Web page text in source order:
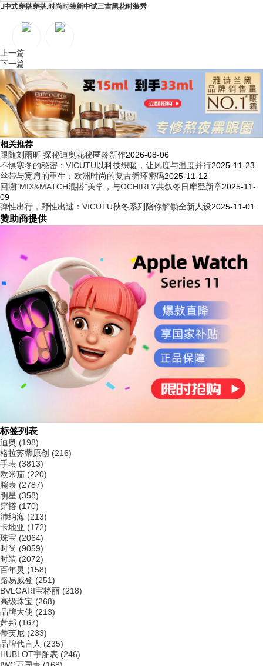
电影级大秀现场光影交织，开启东方美学双面叙事
民族工艺的鲜活生命力。
在东方哲学的诗意光影中，时装不止于外在之形，更是心灵与自由的
映射。三吉黑花以非遗传统工艺为纽带，将古典编织纹样、文艺复兴曲线
与新艺术运动等灵感熔于一炉，展现出东方文化的包容性与当代性。直播
中，超高清镜头捕捉面料细节与动态剪裁，配合专业解说，让线上观众沉
浸式感受设计匠心。
中式穿搭穿搭.时尚时装新中试三吉黑花时装秀
QQ空间
上一篇
下一篇
相关推荐
跟随刘雨昕 探秘迪奥花秘匿龄新作2026-08-06
不惧寒冬的秘密：VICUTU以科技织暖，让风度与温度并行2025-11-23
丝带与宽肩的重生：欧洲时尚的复古循环密码2025-11-12
回溯“MIX&MATCH混搭”美学，与OCHIRLY共叙冬日摩登新章2025-11-
09
弹性出行，野性出逃：VICUTU秋冬系列陪你解锁全新人设2025-11-01
赞助商提供
标签列表
迪奥 (198)
格拉苏蒂原创 (216)
手表 (3813)
欧米茄 (220)
腕表 (2787)
明星 (358)
穿搭 (170)
沛纳海 (213)
卡地亚 (172)
珠宝 (2064)
时尚 (9059)
时装 (2072)
百年灵 (158)
路易威登 (251)
BVLGARI宝格丽 (218)
高级珠宝 (268)
品牌大使 (213)
萧邦 (167)
蒂芙尼 (233)
品牌代言人 (235)
HUBLOT宇舶表 (246)